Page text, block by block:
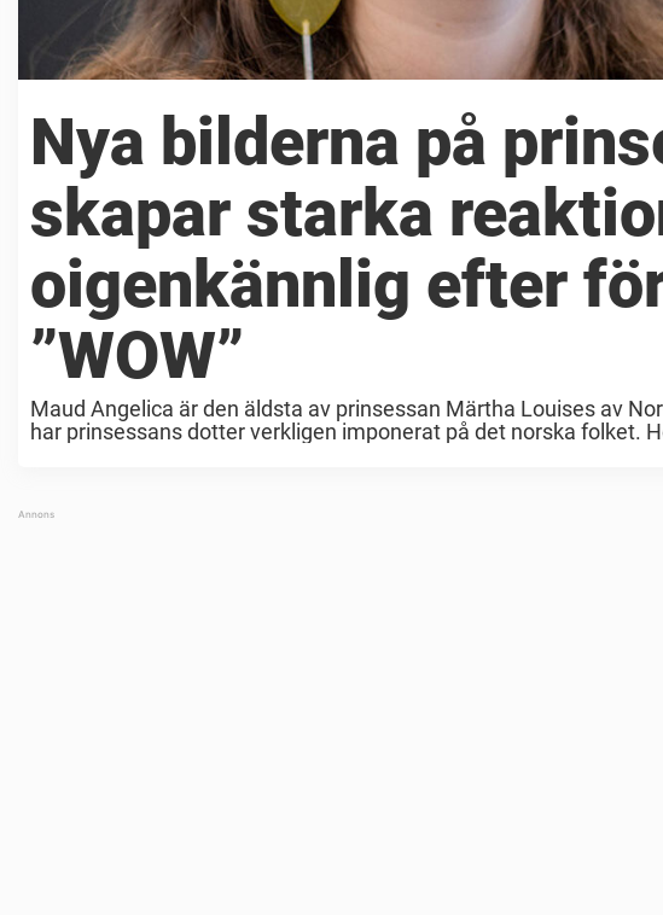
Nya bilderna på
skapar starka
oigenkännlig efter
”WOW”
Maud Angelica är den äldsta av prinsessan Märtha Louises av
har prinsessans dotter verkligen imponerat på det norska folket.